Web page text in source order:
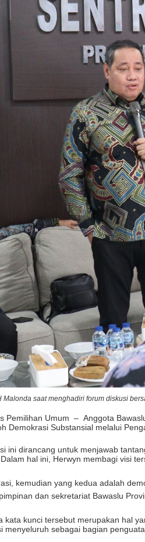
saat menghadiri forum diskusi
Pemilihan Umum – Anggota
Demokrasi Substansial melalui
ini dirancang untuk menjawab
hal ini, Herwyn membagi visi
kemudian yang kedua adalah
dan sekretariat Bawaslu
kata kunci tersebut merupakan hal
menyeluruh sebagai bagian